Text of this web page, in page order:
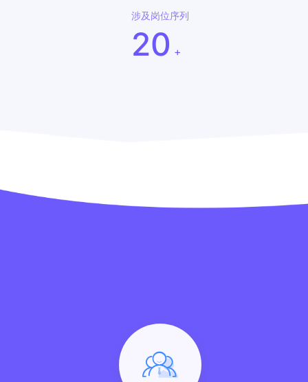
涉及岗位序列
20 +